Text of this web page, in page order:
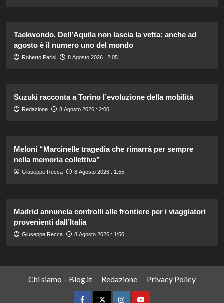
Taekwondo, Dell’Aquila non lascia la vetta: anche ad
agosto è il numero uno del mondo
Roberto Parisi 8 Agosto 2026 : 2:05
Suzuki racconta a Torino l’evoluzione della mobilità
Redazione 8 Agosto 2026 : 2:00
Meloni “Marcinelle tragedia che rimarrà per sempre
nella memoria collettiva”
Giuseppe Recca 8 Agosto 2026 : 1:55
Madrid annuncia controlli alle frontiere per i viaggiatori
provenienti dall’Italia
Giuseppe Recca 8 Agosto 2026 : 1:50
Chi siamo – Blog.it Redazione Privacy Policy